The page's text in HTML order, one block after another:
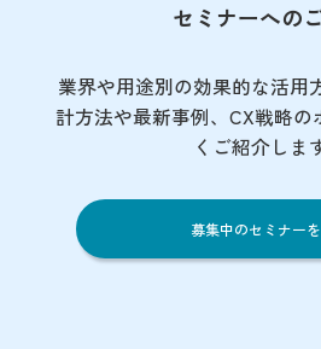
セミナーへの
業界や用途別の効果的な活用
計方法や最新事例、CX戦略の
くご紹介しま
募集中のセミナー